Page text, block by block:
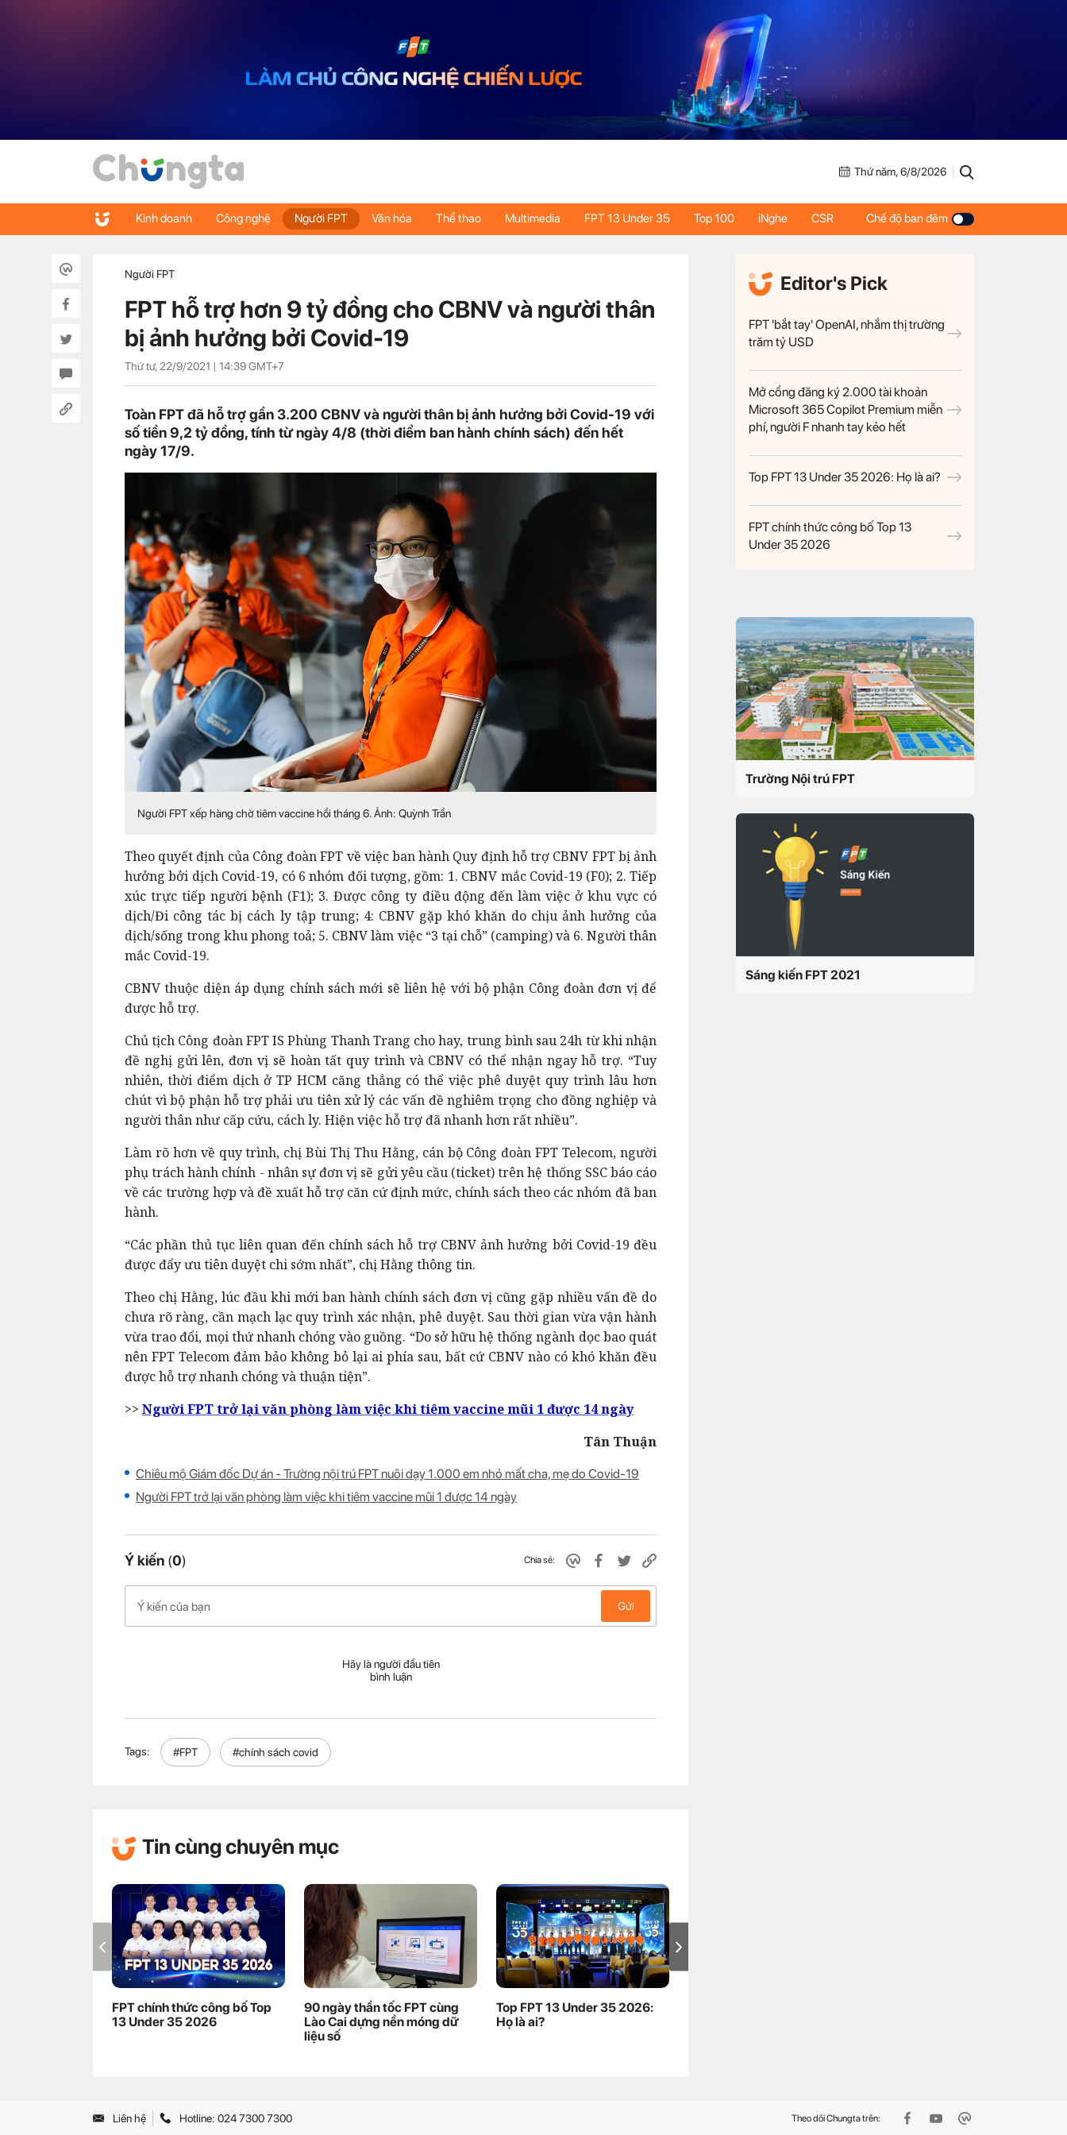
Thứ năm, 6/8/2026
Kinh doanh Công nghệ Người FPT Văn hóa Thể thao Multimedia FPT 13 Under 35 Top 100 iNghe CSR Chế độ ban đêm
Người FPT
FPT hỗ trợ hơn 9 tỷ đồng cho CBNV và người thân
bị ảnh hưởng bởi Covid-19
Thứ tư, 22/9/2021 | 14:39GMT+7
Toàn FPT đã hỗ trợ gần 3.200 CBNV và người thân bị ảnh hưởng bởi Covid-19 với
số tiền 9,2 tỷ đồng, tính từ ngày 4/8 (thời điểm ban hành chính sách) đến hết
ngày 17/9.
Người FPT xếp hàng chờ tiêm vaccine hồi tháng 6. Ảnh: Quỳnh Trần
Theo quyết định của Công đoàn FPT về việc ban hành Quy định hỗ trợ CBNV FPT bị ảnh
hưởng bởi dịch Covid-19, có 6 nhóm đối tượng, gồm: 1. CBNV mắc Covid-19 (F0); 2. Tiếp
xúc trực tiếp người bệnh (F1); 3. Được công ty điều động đến làm việc ở khu vực có
dịch/Đi công tác bị cách ly tập trung; 4: CBNV gặp khó khăn do chịu ảnh hưởng của
dịch/sống trong khu phong toả; 5. CBNV làm việc “3 tại chỗ” (camping) và 6. Người thân
mắc Covid-19.
CBNV thuộc diện áp dụng chính sách mới sẽ liên hệ với bộ phận Công đoàn đơn vị để
được hỗ trợ.
Chủ tịch Công đoàn FPT IS Phùng Thanh Trang cho hay, trung bình sau 24h từ khi nhận
đề nghị gửi lên, đơn vị sẽ hoàn tất quy trình và CBNV có thể nhận ngay hỗ trợ. “Tuy
nhiên, thời điểm dịch ở TP HCM căng thẳng có thể việc phê duyệt quy trình lâu hơn
chút vì bộ phận hỗ trợ phải ưu tiên xử lý các vấn đề nghiêm trọng cho đồng nghiệp và
người thân như cấp cứu, cách ly. Hiện việc hỗ trợ đã nhanh hơn rất nhiều”.
Làm rõ hơn về quy trình, chị Bùi Thị Thu Hằng, cán bộ Công đoàn FPT Telecom, người
phụ trách hành chính - nhân sự đơn vị sẽ gửi yêu cầu (ticket) trên hệ thống SSC báo cáo
về các trường hợp và đề xuất hỗ trợ căn cứ định mức, chính sách theo các nhóm đã ban
hành.
“Các phần thủ tục liên quan đến chính sách hỗ trợ CBNV ảnh hưởng bởi Covid-19 đều
được đẩy ưu tiên duyệt chi sớm nhất”, chị Hằng thông tin.
Theo chị Hằng, lúc đầu khi mới ban hành chính sách đơn vị cũng gặp nhiều vấn đề do
chưa rõ ràng, cần mạch lạc quy trình xác nhận, phê duyệt. Sau thời gian vừa vận hành
vừa trao đổi, mọi thứ nhanh chóng vào guồng. “Do sở hữu hệ thống ngành dọc bao quát
nên FPT Telecom đảm bảo không bỏ lại ai phía sau, bất cứ CBNV nào có khó khăn đều
được hỗ trợ nhanh chóng và thuận tiện”.
>> Người FPT trở lại văn phòng làm việc khi tiêm vaccine mũi 1 được 14 ngày
Tân Thuận
Chiêu mộ Giám đốc Dự án - Trường nội trú FPT nuôi dạy 1.000 em nhỏ mất cha, mẹ do Covid-19
Người FPT trở lại văn phòng làm việc khi tiêm vaccine mũi 1 được 14 ngày
Ý kiến (0) Chia sẻ:
Gửi
Hãy là người đầu tiên
bình luận
Tags: #FPT #chính sách covid
Editor's Pick
FPT 'bắt tay' OpenAI, nhắm thị trường
trăm tỷ USD
Mở cổng đăng ký 2.000 tài khoản
Microsoft 365 Copilot Premium miễn
phí, người F nhanh tay kẻo hết
Top FPT 13 Under 35 2026: Họ là ai?
FPT chính thức công bố Top 13
Under 35 2026
Trường Nội trú FPT
Sáng kiến FPT 2021
Tin cùng chuyên mục
FPT chính thức công bố Top
13 Under 35 2026
90 ngày thần tốc FPT cùng
Lào Cai dựng nền móng dữ
liệu số
Top FPT 13 Under 35 2026:
Họ là ai?
Liên hệ Hotline: 024 7300 7300 Theo dõi Chungta trên: